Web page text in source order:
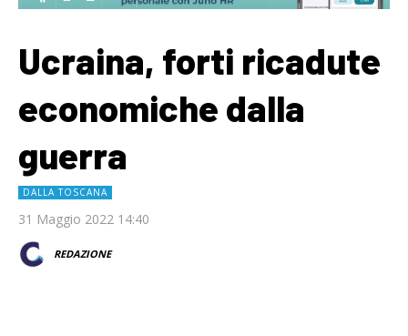
Ucraina, forti ricadute
economiche dalla
guerra
DALLA TOSCANA
31 Maggio 2022 14:40
REDAZIONE